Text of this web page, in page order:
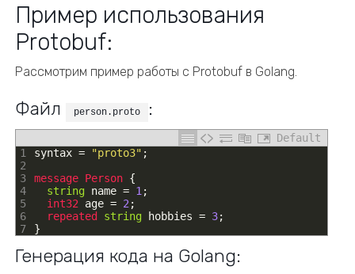
Пример использования
Protobuf:
Рассмотрим пример работы с Protobuf в Golang.
Файл person.proto :
Default
1
2
3
4
5
6
7
syntax = "proto3" ;
message Person {
string name = 1 ;
int32 age = 2 ;
repeated string hobbies = 3;
}
Генерация кода на Golang: